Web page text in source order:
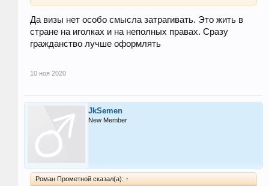
Да визы нет особо смысла затрагивать. Это жить в
стране на иголках и на неполных правах. Сразу
гражданство лучше оформлять
10 ноя 2020
JkSemen
New Member
Роман Прометной сказал(а): ↑